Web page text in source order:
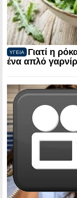
ΥΓΕΙΑ
Γιατί η
ένα απλό